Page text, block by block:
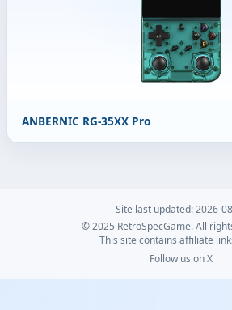
ANBERNIC RG-35XX Pro
Site last updated: 2026-
© 2025 RetroSpecGame. All
This site contains affiliate
Follow us on X